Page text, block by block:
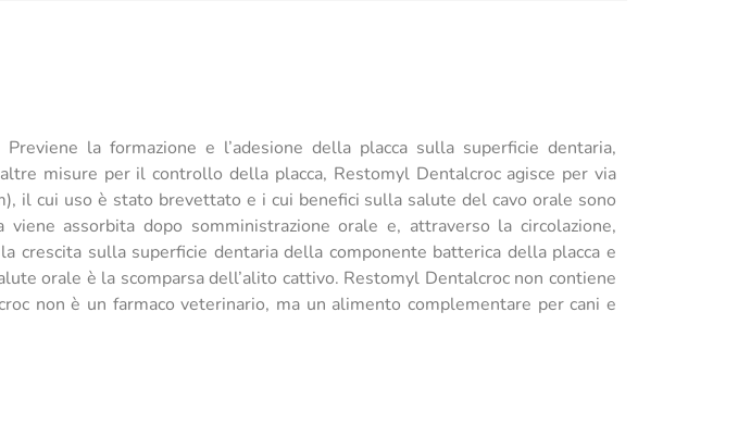
la formazione e l’adesione della placca sulla superficie dentaria,
misure per il controllo della placca, Restomyl Dentalcroc agisce per via
il cui uso è stato brevettato e i cui benefici sulla salute del cavo orale sono
viene assorbita dopo somministrazione orale e, attraverso la circolazione,
crescita sulla superficie dentaria della componente batterica della placca e
orale è la scomparsa dell’alito cattivo. Restomyl Dentalcroc non contiene
non è un farmaco veterinario, ma un alimento complementare per cani e